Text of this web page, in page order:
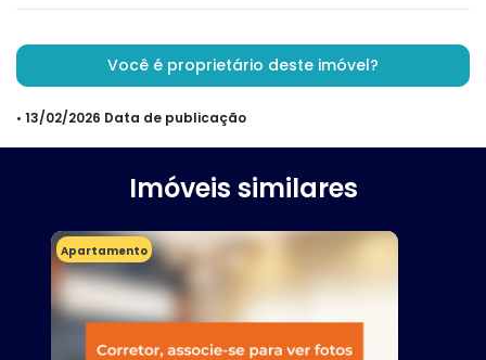
Você é proprietário deste imóvel?
• 13/02/2026 Data de publicação
Imóveis similares
Apartamento